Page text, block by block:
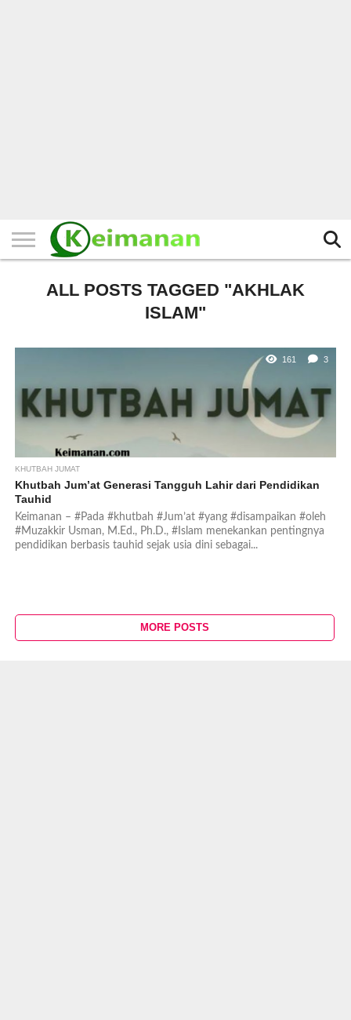
ALL POSTS TAGGED "AKHLAK
ISLAM"
161 3
KHUTBAH JUMAT
Khutbah Jum’at Generasi Tangguh Lahir dari Pendidikan
Tauhid
Keimanan – #Pada #khutbah #Jum’at #yang #disampaikan #oleh
#Muzakkir Usman, M.Ed., Ph.D., #Islam menekankan pentingnya
pendidikan berbasis tauhid sejak usia dini sebagai...
MORE POSTS